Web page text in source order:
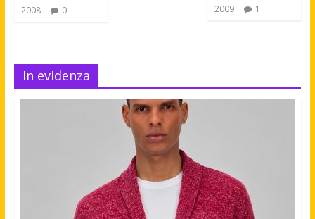
2008
0
2009
1
In evidenza